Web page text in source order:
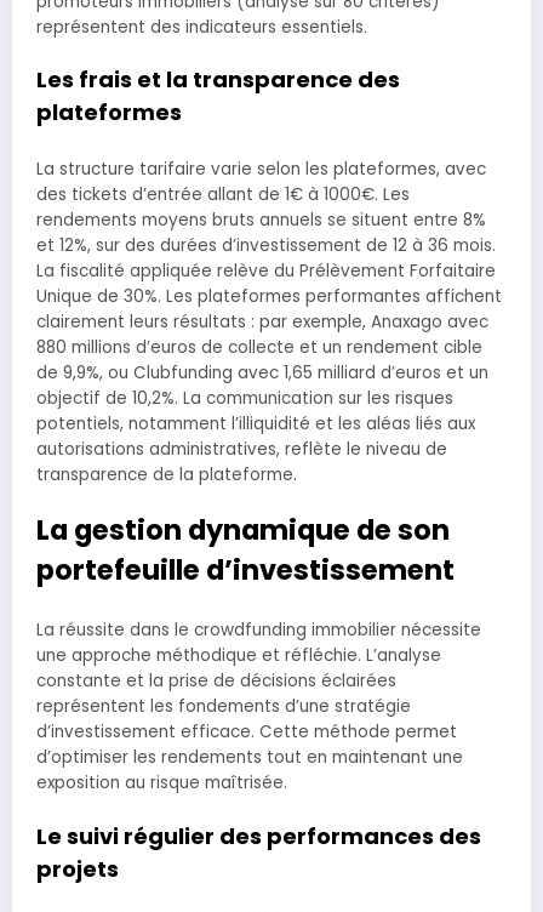
représentent des indicateurs essentiels.
Les frais et la transparence des
plateformes
La structure tarifaire varie selon les plateformes, avec
des tickets d’entrée allant de 1€ à 1000€. Les
rendements moyens bruts annuels se situent entre 8%
et 12%, sur des durées d’investissement de 12 à 36 mois.
La fiscalité appliquée relève du Prélèvement Forfaitaire
Unique de 30%. Les plateformes performantes affichent
clairement leurs résultats : par exemple, Anaxago avec
880 millions d’euros de collecte et un rendement cible
de 9,9%, ou Clubfunding avec 1,65 milliard d’euros et un
objectif de 10,2%. La communication sur les risques
potentiels, notamment l’illiquidité et les aléas liés aux
autorisations administratives, reflète le niveau de
transparence de la plateforme.
La gestion dynamique de son
portefeuille d’investissement
La réussite dans le crowdfunding immobilier nécessite
une approche méthodique et réfléchie. L’analyse
constante et la prise de décisions éclairées
représentent les fondements d’une stratégie
d’investissement efficace. Cette méthode permet
d’optimiser les rendements tout en maintenant une
exposition au risque maîtrisée.
Le suivi régulier des performances des
projets